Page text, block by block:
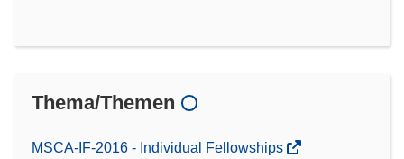
Thema/Themen
MSCA-IF-2016 - Individual Fellowships